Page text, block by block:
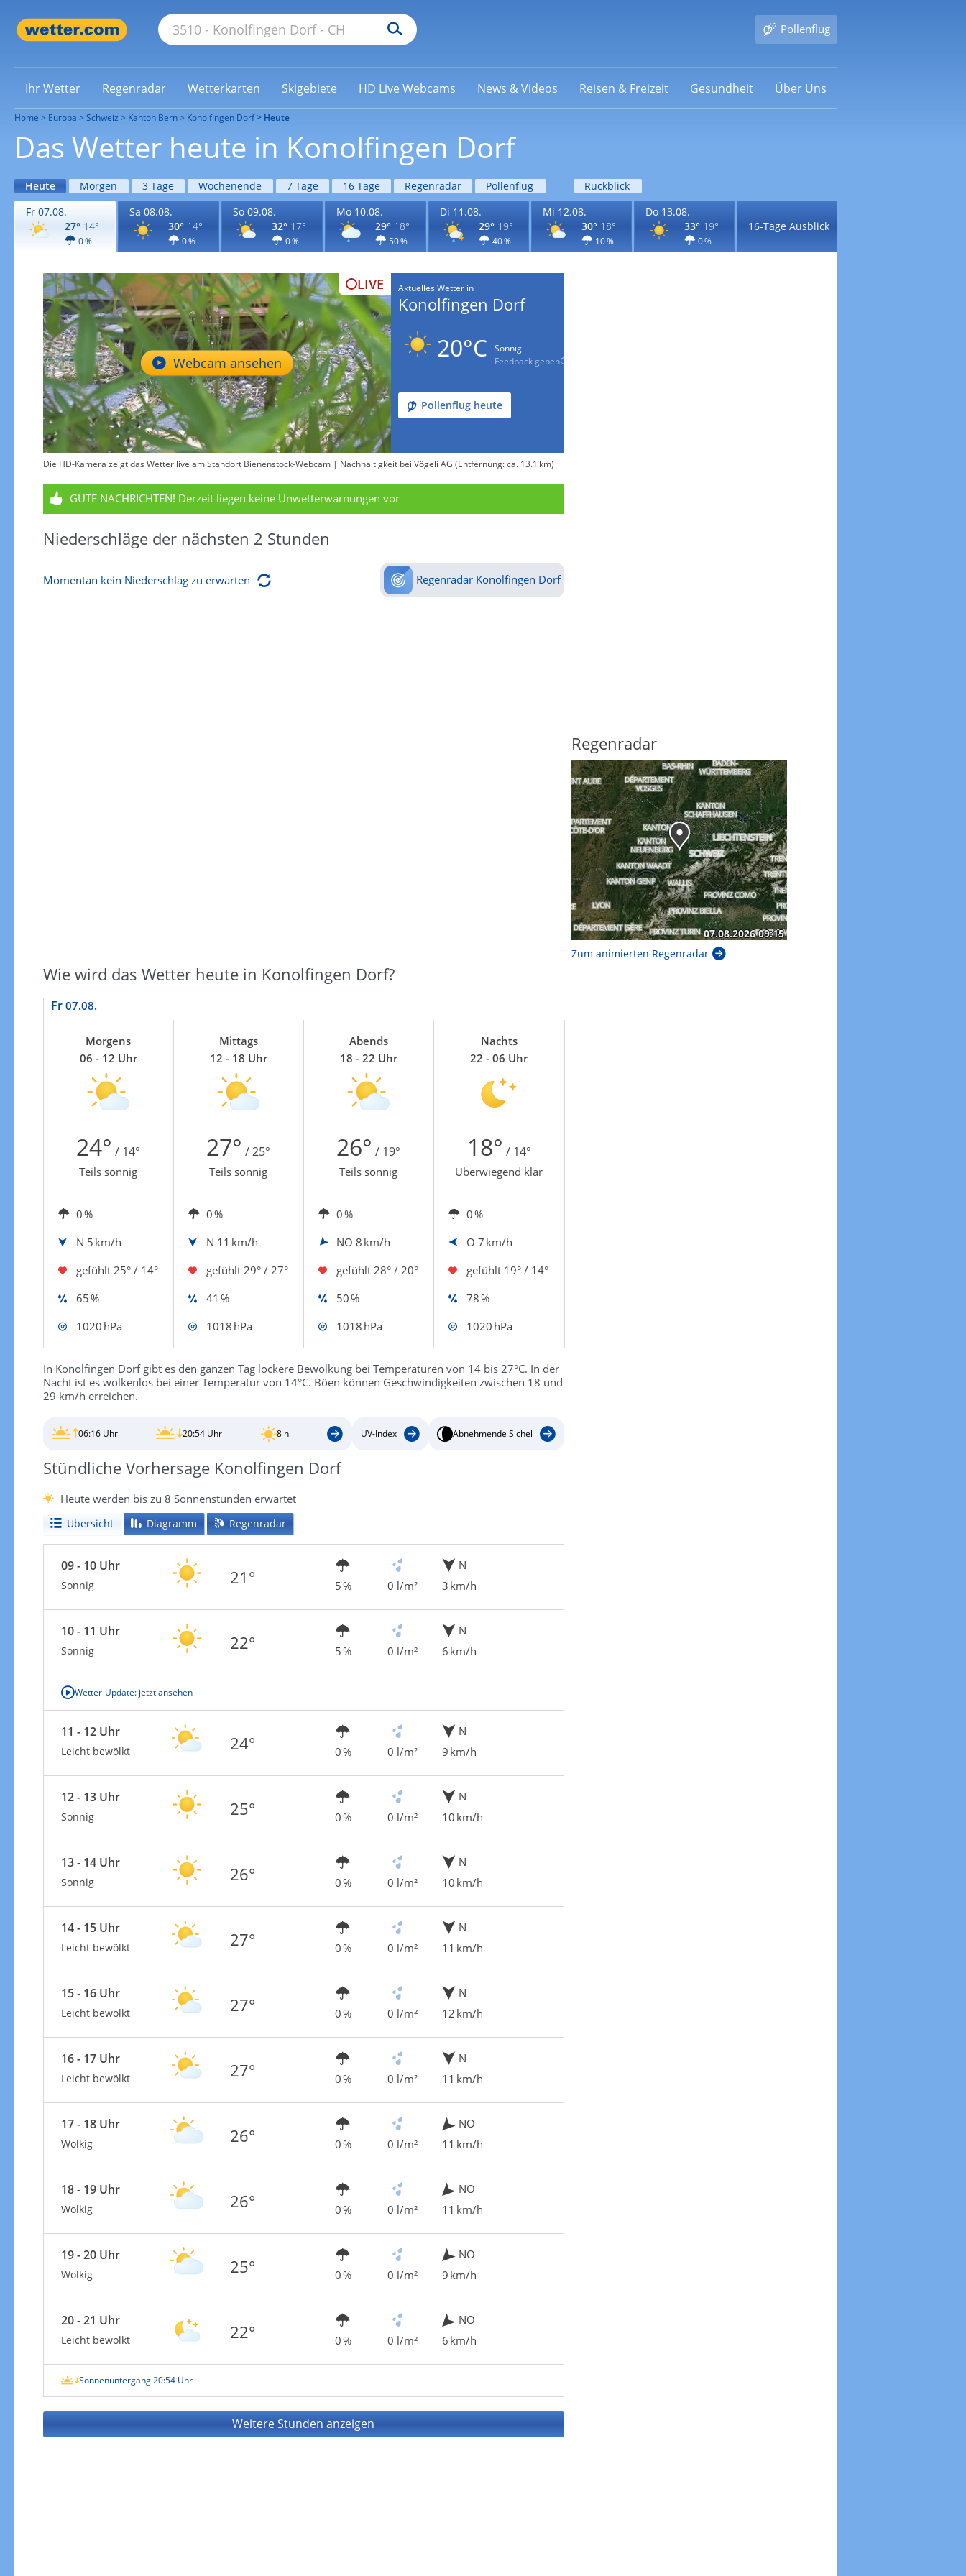
Pollenflug
Ihr Wetter Regenradar Wetterkarten Skigebiete HD Live Webcams News & Videos Reisen & Freizeit Gesundheit Über Uns
Home Europa Schweiz Kanton Bern Konolfingen Dorf Heute
Das Wetter heute in Konolfingen Dorf
Heute Morgen 3 Tage Wochenende 7 Tage 16 Tage Regenradar Pollenflug
Rückblick
Fr 07.08.
27° 14°
0 %
Sa 08.08.
30° 14°
0 %
So 09.08.
32° 17°
0 %
Mo 10.08.
29° 18°
50 %
Di 11.08.
29° 19°
40 %
Mi 12.08.
30° 18°
10 %
Do 13.08.
33° 19°
0 %
16-Tage Ausblick
LIVE
Webcam ansehen
Aktuelles Wetter in
Konolfingen Dorf
20°C
Sonnig
Feedback geben
Pollenflug heute
Die HD-Kamera zeigt das Wetter live am Standort Bienenstock-Webcam | Nachhaltigkeit bei Vögeli AG (Entfernung: ca. 13.1 km)
GUTE NACHRICHTEN! Derzeit liegen keine Unwetterwarnungen vor
Niederschläge der nächsten 2 Stunden
Momentan kein Niederschlag zu erwarten Regenradar Konolfingen Dorf
Wie wird das Wetter heute in Konolfingen Dorf?
Fr 07.08.
Morgens
06 - 12 Uhr
Mittags
12 - 18 Uhr
Abends
18 - 22 Uhr
Nachts
22 - 06 Uhr
24° / 14° 27° / 25° 26° / 19° 18° / 14°
Teils sonnig Teils sonnig Teils sonnig Überwiegend klar
0 % 0 % 0 %
0 %
N 5 km/h N 11 km/h NO 8 km/h O 7 km/h
gefühlt 25° / 14° gefühlt 29° / 27° gefühlt 28° / 20° gefühlt 19° / 14°
65 %
41 % 50 %
78 %
1020 hPa
1018 hPa 1018 hPa 1020 hPa
In Konolfingen Dorf gibt es den ganzen Tag lockere Bewölkung bei Temperaturen von 14 bis 27°C. In der
Nacht ist es wolkenlos bei einer Temperatur von 14°C. Böen können Geschwindigkeiten zwischen 18 und
29 km/h erreichen.
06:16 Uhr 20:54 Uhr 8 h UV-Index Abnehmende Sichel
Stündliche Vorhersage Konolfingen Dorf
Heute werden bis zu 8 Sonnenstunden erwartet
Übersicht Diagramm Regenradar
09 - 10 Uhr
Sonnig 21° 5 % 0 l/m²
N
3 km/h
10 - 11 Uhr
Sonnig 22° 5 % 0 l/m²
N
6 km/h
Wetter-Update: jetzt ansehen
11 - 12 Uhr
Leicht bewölkt 24° 0 % 0 l/m²
N
9 km/h
12 - 13 Uhr
Sonnig 25° 0 % 0 l/m²
N
10 km/h
13 - 14 Uhr
Sonnig 26° 0 % 0 l/m²
N
10 km/h
14 - 15 Uhr
Leicht bewölkt 27° 0 % 0 l/m²
N
11 km/h
15 - 16 Uhr
Leicht bewölkt 27° 0 % 0 l/m²
N
12 km/h
16 - 17 Uhr
Leicht bewölkt 27° 0 % 0 l/m²
N
11 km/h
17 - 18 Uhr
Wolkig 26° 0 % 0 l/m²
NO
11 km/h
18 - 19 Uhr
Wolkig 26° 0 % 0 l/m²
NO
11 km/h
19 - 20 Uhr
Wolkig 25° 0 % 0 l/m²
NO
9 km/h
20 - 21 Uhr
Leicht bewölkt 22° 0 % 0 l/m²
NO
6 km/h
Sonnenuntergang 20:54 Uhr
Weitere Stunden anzeigen
Regenradar
Zum animierten Regenradar